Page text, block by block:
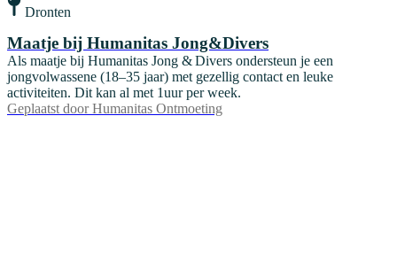
Dronten
Maatje bij Humanitas Jong&Divers
Als maatje bij Humanitas Jong & Divers ondersteun je een
jongvolwassene (18–35 jaar) met gezellig contact en leuke
activiteiten. Dit kan al met 1uur per week.
Geplaatst door Humanitas Ontmoeting